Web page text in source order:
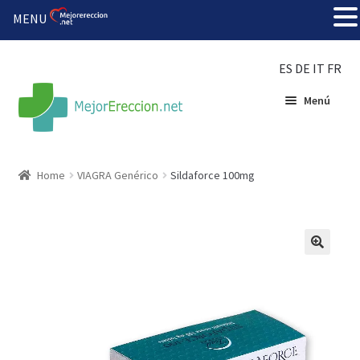
ES DE IT FR
Menú
Home VIAGRA Genérico Sildaforce 100mg
MENU